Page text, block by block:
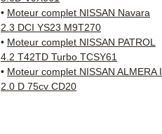
• Moteur complet NISSAN Navara
2.3 DCI YS23 M9T270
• Moteur complet NISSAN PATROL
4.2 T42TD Turbo TCSY61
• Moteur complet NISSAN ALMERA I
2.0 D 75cv CD20